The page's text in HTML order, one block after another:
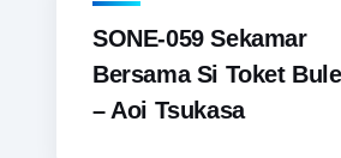
SONE-059 Sekamar
Bersama Si Toket
– Aoi Tsukasa